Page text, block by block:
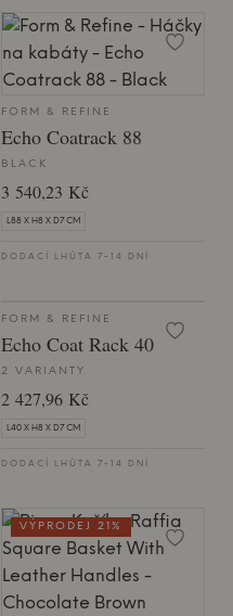
FORM & REFINE
Echo Coatrack 88
BLACK
3 540,23 Kč
L88 X H8 X D7 CM
DODACÍ LHŮTA 7-14 DNÍ
FORM & REFINE
Echo Coat Rack 40
2 VARIANTY
2 427,96 Kč
L40 X H8 X D7 CM
DODACÍ LHŮTA 7-14 DNÍ
VÝPRODEJ 21%